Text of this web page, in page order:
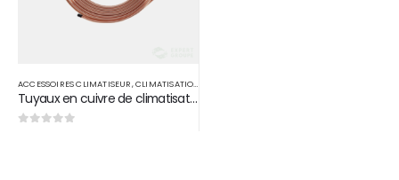
ACCESSOIRES CLIMATISEUR,CLIMATISATION
Tuyaux en cuivre de climatisation 7/8 15m